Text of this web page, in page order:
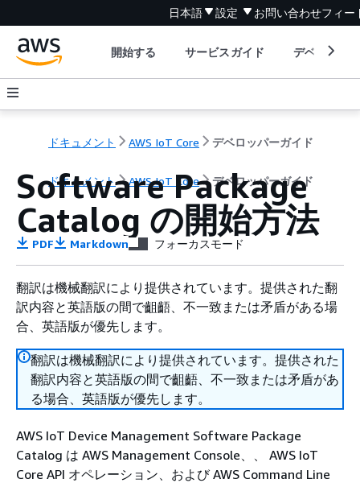
日本語 設定 お問い合わせフィー
開始する サービスガイド デベロッパ
ドキュメント AWS IoT Core デベロッパーガイド
ドキュメント AWS IoT Core デベロッパーガイド
Software Package
Catalog の開始方法
PDF Markdown フォーカスモード
翻訳は機械翻訳により提供されています。提供された翻
訳内容と英語版の間で齟齬、不一致または矛盾がある場
合、英語版が優先します。
翻訳は機械翻訳により提供されています。提供された
翻訳内容と英語版の間で齟齬、不一致または矛盾があ
る場合、英語版が優先します。
AWS IoT Device Management Software Package
Catalog は AWS Management Console、、 AWS IoT
Core API オペレーション、および AWS Command Line